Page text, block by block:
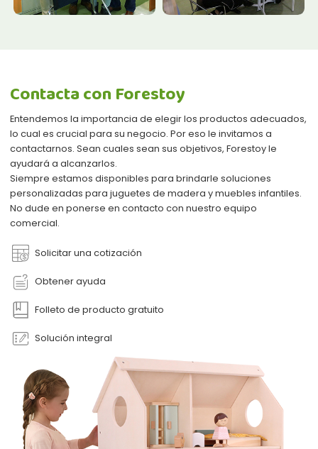
Contacta con Forestoy
Entendemos la importancia de elegir los productos adecuados,
lo cual es crucial para su negocio. Por eso le invitamos a
contactarnos. Sean cuales sean sus objetivos, Forestoy le
ayudará a alcanzarlos.
Siempre estamos disponibles para brindarle soluciones
personalizadas para juguetes de madera y muebles infantiles.
No dude en ponerse en contacto con nuestro equipo
comercial.
Solicitar una cotización
Obtener ayuda
Folleto de producto gratuito
Solución integral